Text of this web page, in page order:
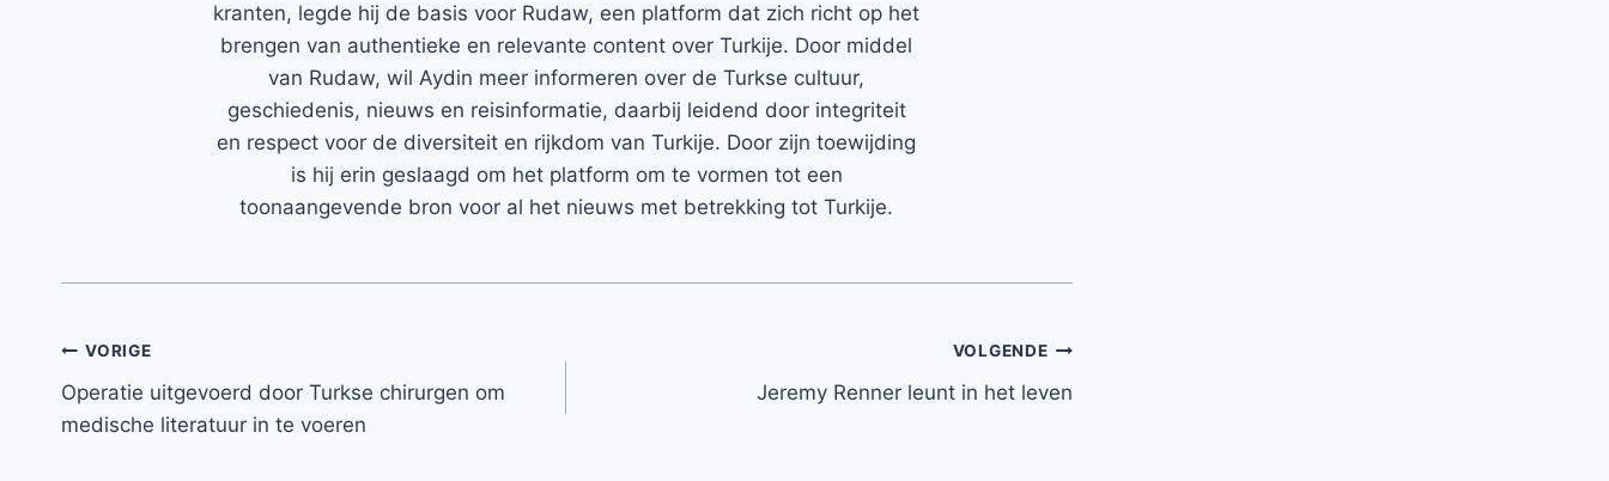
kranten, legde hij de basis voor Rudaw, een platform dat zich richt op het
brengen van authentieke en relevante content over Turkije. Door middel
van Rudaw, wil Aydin meer informeren over de Turkse cultuur,
geschiedenis, nieuws en reisinformatie, daarbij leidend door integriteit
en respect voor de diversiteit en rijkdom van Turkije. Door zijn toewijding
is hij erin geslaagd om het platform om te vormen tot een
toonaangevende bron voor al het nieuws met betrekking tot Turkije.
Bericht
navigatie
VORIGE
Operatie uitgevoerd door Turkse chirurgen om
medische literatuur in te voeren
VOLGENDE
Jeremy Renner leunt in het leven